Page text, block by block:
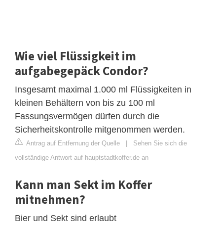
Wie viel Flüssigkeit im
aufgabegepäck Condor?
Insgesamt maximal 1.000 ml Flüssigkeiten in
kleinen Behältern von bis zu 100 ml
Fassungsvermögen dürfen durch die
Sicherheitskontrolle mitgenommen werden.
Antrag auf Entfernung der Quelle | Sehen Sie sich die
vollständige Antwort auf hauptstadtkoffer.de an
Kann man Sekt im Koffer
mitnehmen?
Bier und Sekt sind erlaubt